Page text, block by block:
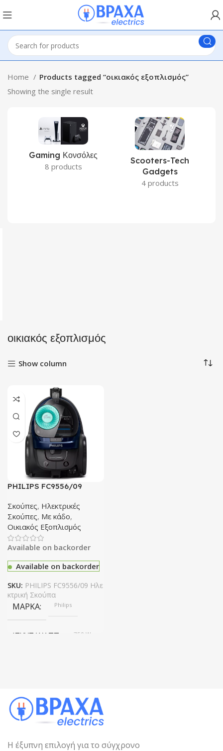
Home
Products tagged “οικιακός εξοπλισμός”
Showing the single result
Gaming Κονσόλες
8 products
Scooters-Tech
Gadgets
4 products
οικιακός εξοπλισμός
Show column
PHILIPS FC9556/09
Σκούπες, Ηλεκτρικές
Σκούπες, Με κάδο,
Οικιακός Εξοπλισμός
Available on backorder
Available on backorder
SKU: PHILIPS FC9556/09 Ηλε
κτρική Σκούπα
ΜΆΡΚΑ Philips
ΙΣΧΎΣ WATT 750 W
ΧΡΏΜΑ Κόκκινο
Η έξυπνη επιλογή για το σύγχρονο